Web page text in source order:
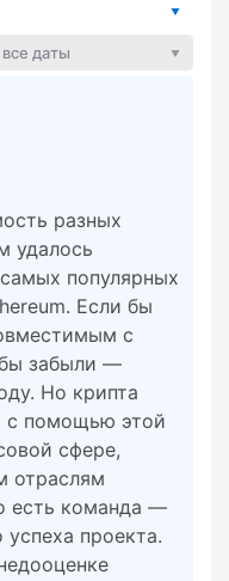
все даты
разных
удалось
популярных
Если бы
с
забыли —
Но крипта
с помощью этой
сфере,
отраслям
есть команда —
проекта.